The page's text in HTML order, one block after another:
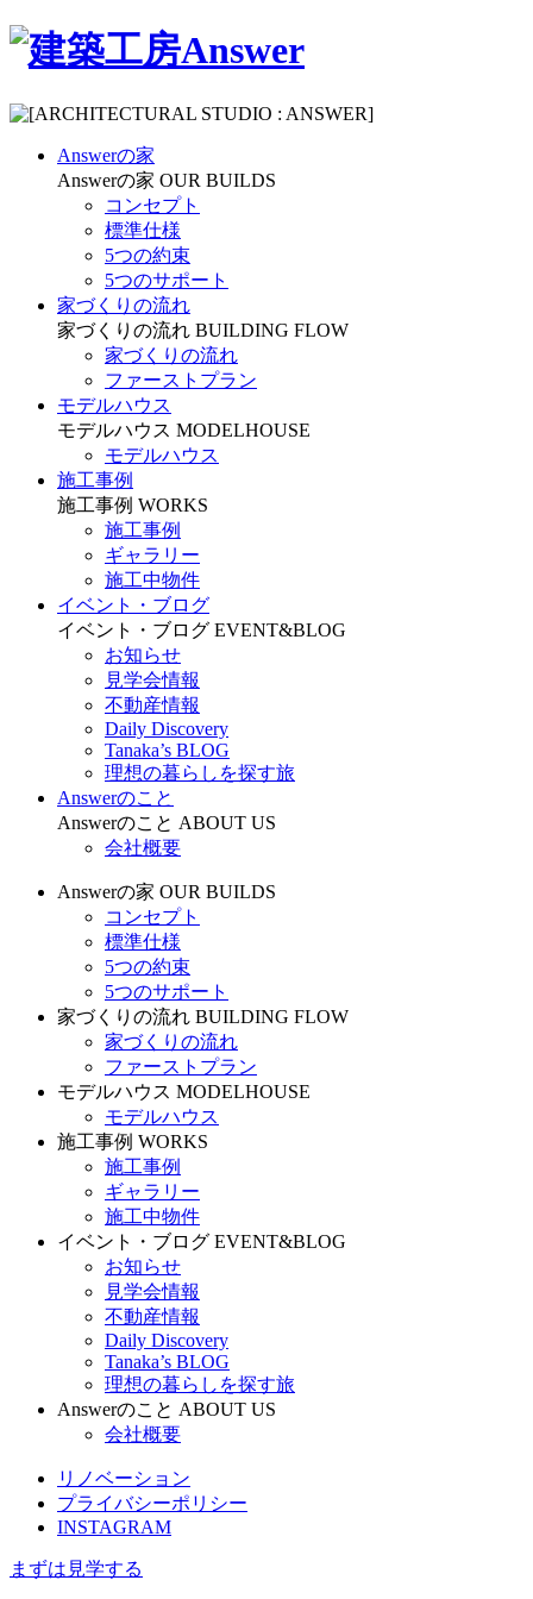
Answerの家
Answerの家 OUR BUILDS
コンセプト
標準仕様
5つの約束
5つのサポート
家づくりの流れ
家づくりの流れ BUILDING FLOW
家づくりの流れ
ファーストプラン
モデルハウス
モデルハウス MODELHOUSE
モデルハウス
施工事例
施工事例 WORKS
施工事例
ギャラリー
施工中物件
イベント・ブログ
イベント・ブログ EVENT&BLOG
お知らせ
見学会情報
不動産情報
Daily Discovery
Tanaka’s BLOG
理想の暮らしを探す旅
Answerのこと
Answerのこと ABOUT US
会社概要
Answerの家 OUR BUILDS
コンセプト
標準仕様
5つの約束
5つのサポート
家づくりの流れ BUILDING FLOW
家づくりの流れ
ファーストプラン
モデルハウス MODELHOUSE
モデルハウス
施工事例 WORKS
施工事例
ギャラリー
施工中物件
イベント・ブログ EVENT&BLOG
お知らせ
見学会情報
不動産情報
Daily Discovery
Tanaka’s BLOG
理想の暮らしを探す旅
Answerのこと ABOUT US
会社概要
リノベーション
プライバシーポリシー
INSTAGRAM
まずは見学する